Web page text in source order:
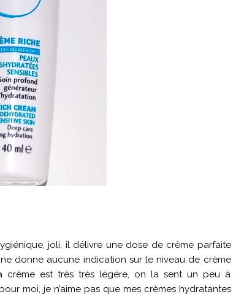
joli, il délivre une dose de crème parfaite
donne aucune indication sur le niveau de crème
crème est très très légère, on la sent un peu à
moi, je n’aime pas que mes crèmes hydratantes